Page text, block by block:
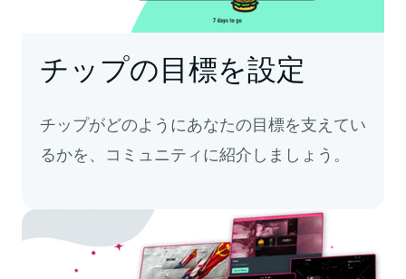
チップの目標を設定
チップがどのようにあなたの目標を支えてい
るかを、コミュニティに紹介しましょう。